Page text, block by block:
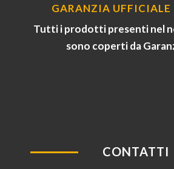
GARANZIA
Tutti i prodotti presenti nel
sono coperti da
CONTATTI